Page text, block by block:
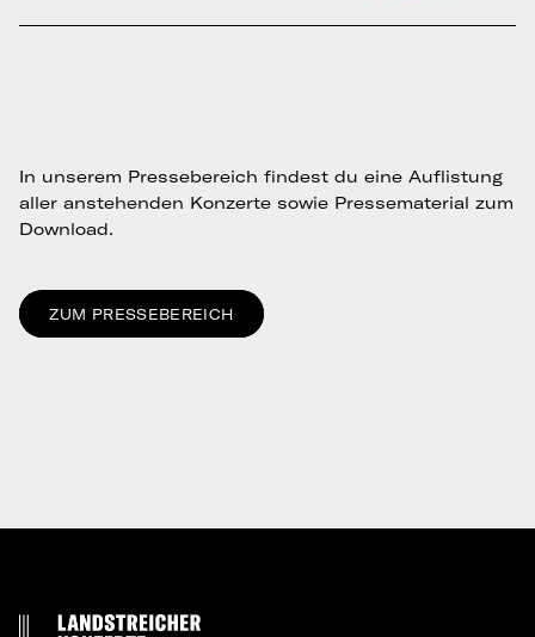
In unserem Pressebereich findest du eine Auflistung
aller anstehenden Konzerte sowie Pressematerial zum
Download.
ZUM PRESSEBEREICH